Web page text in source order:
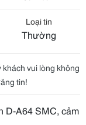
Loại tin
Thường
vui lòng không
tin!
D-A64 SMC, cảm